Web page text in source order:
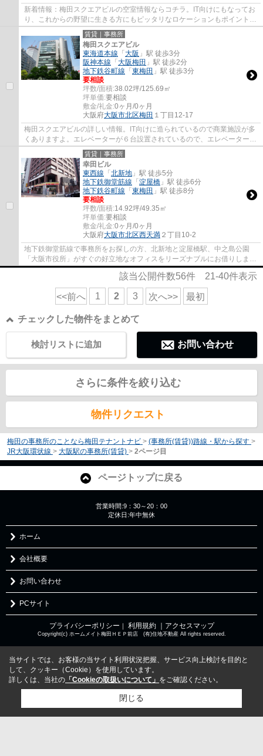
新着情報：梅田スクエアビルの空室情報ならコチラ。IT向けにもなってお
り、これからの野望に生きる方にもピッタリなロケーションもポイントで
す。エレベータは二基設置されていますの...
賃貸｜事務所
梅田スクエアビル
東海道本線 「 大阪 」駅 徒歩3分
阪神本線 「 大阪梅田 」駅 徒歩2分
地下鉄谷町線 「 東梅田 」駅 徒歩3分
要相談
坪数/面積:38.02坪/125.69㎡
坪単価:要相談
敷金/礼金:0ヶ月/0ヶ月
大阪府大阪市北区梅田 １丁目12-17
梅田スクエアビルの詳しい情報。IT向けに造られているので商業施設が多
くありますよ。エレベーターが６台設置されているので、エレベーター待
ちの混雑も起きにくいです。IT向けにもな...
賃貸｜事務所
幸田ビル
東西線 「 北新地 」駅 徒歩5分
地下鉄御堂筋線 「 淀屋橋 」駅 徒歩6分
地下鉄谷町線 「 東梅田 」駅 徒歩8分
要相談
坪数/面積:14.92坪/49.35㎡
坪単価:要相談
敷金/礼金:0ヶ月/0ヶ月
大阪府大阪市北区西天満 ２丁目10-2
地下鉄御堂筋線で事務所をお探しの方、北新地と淀屋橋駅、中之島公園
「大阪市役所」がすぐの好立地なオフィスをリーズナブルにお借りしませ
んか。大阪梅田を中心にオフィスをお探しな...
該当公開件数56件 21-40件表示
<<前へ 1 2 3 次へ>> 最初
チェックした物件をまとめて
お問い合わせ
検討リストに追加
さらに条件を絞り込む
物件リクエスト
梅田の事務所のことなら梅田テナントナビ > (事務所(賃貸))路線・駅から探す >
JR大阪環状線 > 大阪駅の事務所(賃貸) > 2ページ目
ページトップに戻る
営業時間:9：30～20：00
定休日:年中無休
ホーム
会社概要
お問い合わせ
PCサイト
プライバシーポリシー ｜ 利用規約 ｜アクセスマップ
Copyright(c) ホームメイト梅田ＨＥＰ前店 (有)住地不動産 All rights reserved.
当サイトでは、お客様の当サイト利用状況把握、サービス向上検討を目的と
して、クッキー（Cookie）を使用しています。
詳しくは、当社の 「Cookieの取扱いについて」 をご確認ください。
閉じる